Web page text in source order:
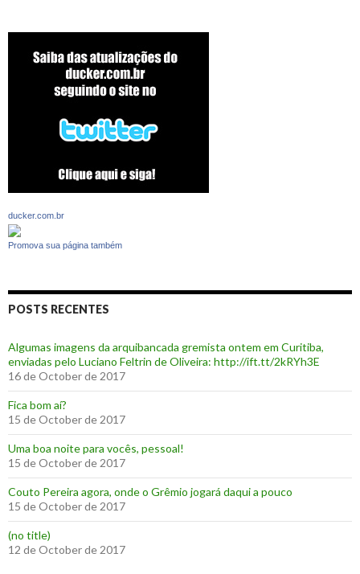
ducker.com.br
Promova sua página também
POSTS RECENTES
Algumas imagens da arquibancada gremista ontem em Curitiba,
enviadas pelo Luciano Feltrin de Oliveira: http://ift.tt/2kRYh3E
16 de October de 2017
‪Fica bom aí?‬
15 de October de 2017
Uma boa noite para vocês, pessoal!
15 de October de 2017
‪Couto Pereira agora, onde o Grêmio jogará daqui a pouco ‬
15 de October de 2017
(no title)
12 de October de 2017